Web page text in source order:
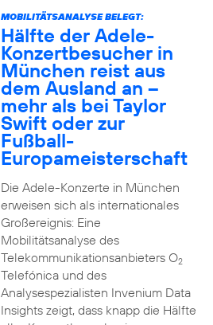
MOBILITÄTSANALYSE BELEGT:
Hälfte der Adele-
Konzertbesucher in
München reist aus
dem Ausland an –
mehr als bei Taylor
Swift oder zur
Fußball-
Europameisterschaft
Die Adele-Konzerte in München
erweisen sich als internationales
Großereignis: Eine
Mobilitätsanalyse des
Telekommunikationsanbieters O2
Telefónica und des
Analysespezialisten Invenium Data
Insights zeigt, dass knapp die Hälfte